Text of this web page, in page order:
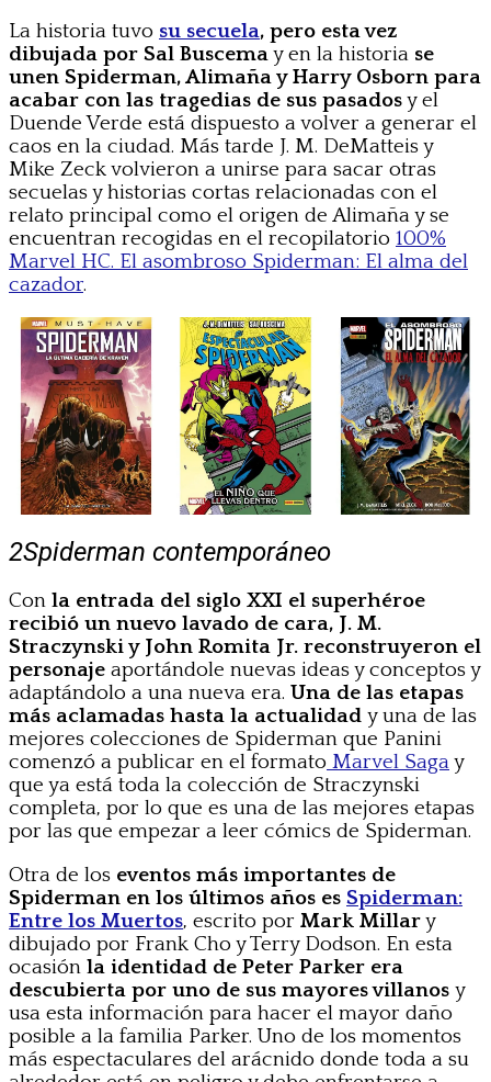
La historia tuvo su secuela, pero esta vez
dibujada por Sal Buscemay en la historia se
unen Spiderman, Alimaña y Harry Osborn para
acabar con las tragedias de sus pasadosy el
Duende Verde está dispuesto a volver a generar el
caos en la ciudad. Más tarde J. M. DeMatteis y
Mike Zeck volvieron a unirse para sacar otras
secuelas y historias cortas relacionadas con el
relato principal como el origen de Alimaña y se
encuentran recogidas en el recopilatorio 100%
Marvel HC. El asombroso Spiderman: El alma del
cazador.
2Spiderman contemporáneo
Con la entrada del siglo XXI el superhéroe
recibió un nuevo lavado de cara, J. M.
Straczynski y John Romita Jr. reconstruyeron el
personaje aportándole nuevas ideas y conceptos y
adaptándolo a una nueva era. Una de las etapas
más aclamadas hasta la actualidad y una de las
mejores colecciones de Spiderman que Panini
comenzó a publicar en el formato Marvel Sagay
que ya está toda la colección de Straczynski
completa, por lo que es una de las mejores etapas
por las que empezar a leer cómics de Spiderman.
Otra de los eventos más importantes de
Spiderman en los últimos años es Spiderman:
Entre los Muertos, escrito por Mark Millary
dibujado por Frank Cho y Terry Dodson. En esta
ocasión la identidad de Peter Parker era
descubierta por uno de sus mayores villanos y
usa esta información para hacer el mayor daño
posible a la familia Parker. Uno de los momentos
más espectaculares del arácnido donde toda a su